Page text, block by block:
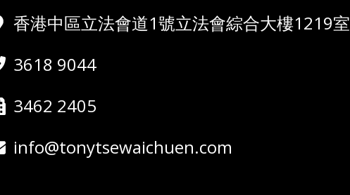
香港中區立法會道1號立法會綜合大樓1219室
3618 9044
3462 2405
info@tonytsewaichuen.com